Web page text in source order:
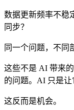
数据更新频率不稳
同步？
同一个问题，不同
这些不是 AI 带来
的问题。AI 只是让
这反而是机会。